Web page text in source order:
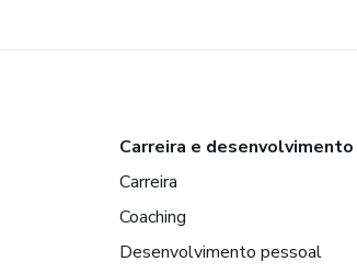
Carreira e
Carreira
Coaching
Desenvolvimento pessoal